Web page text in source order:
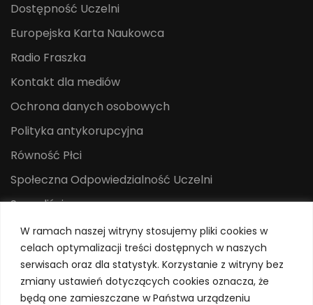
W ramach naszej witryny stosujemy pliki cookies w
celach optymalizacji treści dostępnych w naszych
serwisach oraz dla statystyk. Korzystanie z witryny bez
zmiany ustawień dotyczących cookies oznacza, że
będą one zamieszczane w Państwa urządzeniu
Dostępność Uczelni
Europejska Karta Naukowca
Radio Fraszka
Kontakt dla mediów
Ochrona danych osobowych
Polityka antykorupcyjna
Równość Płci
Społeczna Odpowiedzialność Uczelni
Sygnaliści
Centrum Mediów i Promocji
System Identyfikacji Wizualnej
Polityka prywatności